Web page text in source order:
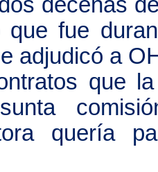
que fue
adjudicó a
que
quería